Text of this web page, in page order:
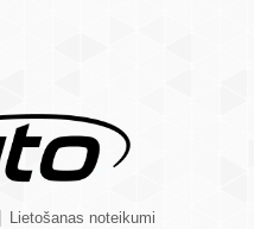
Lietošanas noteikumi